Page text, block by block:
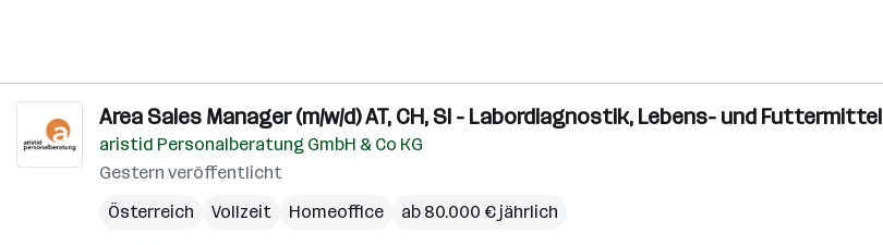
Area Sales Manager (m/w/d) AT, CH, SI - Labordiagnostik, Lebens- und Futtermittel
aristid Personalberatung GmbH & Co KG
Gestern veröffentlicht
Österreich
Vollzeit Homeoffice ab 80.000 € jährlich